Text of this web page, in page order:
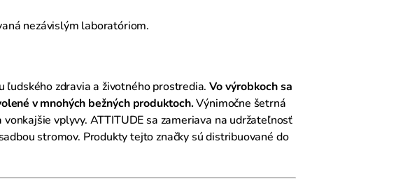
nezávislým laboratóriom.
ľudského zdravia a životného prostredia.Vo výrobkochsa
v mnohých bežných produktoch.Výnimočne šetrná
vplyvy. ATTITUDE sa zameriava na udržateľnosť
stromov. Produkty tejto značky sú distribuované do